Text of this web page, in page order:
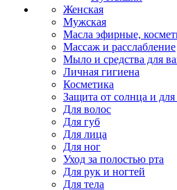
Женская
Мужская
Масла эфирные,
Массаж и расслабление
Мыло и средства для
Личная гигиена
Косметика
Защита от солнца и для
Для волос
Для губ
Для лица
Для ног
Уход за полостью рта
Для рук и ногтей
Для тела